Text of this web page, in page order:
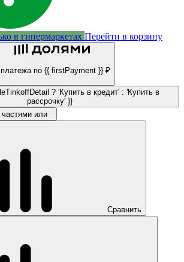
в гипермаркетах Перейти в корзину
по {{ firstPayment }} ₽
? 'Купить в кредит' : 'Купить в
рассрочку' }}
частями или
Сравнить